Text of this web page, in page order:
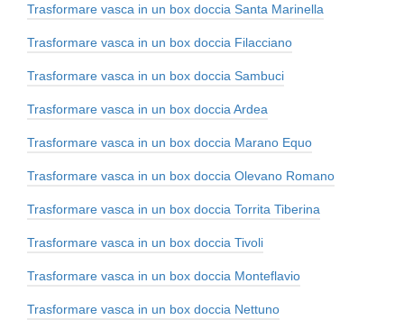
Trasformare vasca in un box doccia Santa Marinella
Trasformare vasca in un box doccia Filacciano
Trasformare vasca in un box doccia Sambuci
Trasformare vasca in un box doccia Ardea
Trasformare vasca in un box doccia Marano Equo
Trasformare vasca in un box doccia Olevano Romano
Trasformare vasca in un box doccia Torrita Tiberina
Trasformare vasca in un box doccia Tivoli
Trasformare vasca in un box doccia Monteflavio
Trasformare vasca in un box doccia Nettuno